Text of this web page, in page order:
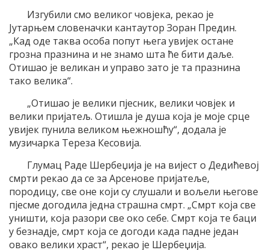
Изгубили смо великог човјека, рекао је
Јутарњем словеначки кантаутор Зоран Предин.
„Кад оде таква особа попут њега увијек остане
грозна празнина и не знамо шта ће бити даље.
Отишао је великан и управо зато је та празнина
тако велика“.
„Отишао је велики пјесник, велики човјек и
велики пријатељ. Отишла је душа која је моје срце
увијек пунила великом њежношћу“, додала је
музичарка Тереза Кесовија.
Глумац Раде Шербеџија је на вијест о Дедићевој
смрти рекао да се за Арсенове пријатеље,
породицу, све оне који су слушали и вољели његове
пјесме догодила једна страшна смрт. „Смрт која све
уништи, која разори све око себе. Смрт која те баци
у безнадје, смрт која се догоди када падне један
овако велики храст“, рекао је Шербеџија.